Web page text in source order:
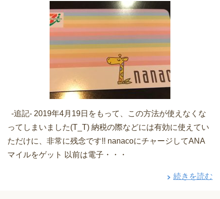
-追記- 2019年4月19日をもって、この方法が使えなくな
ってしまいました(T_T) 納税の際などには有効に使えてい
ただけに、非常に残念です!! nanacoにチャージしてANA
マイルをゲット 以前は電子・・・
続きを読む